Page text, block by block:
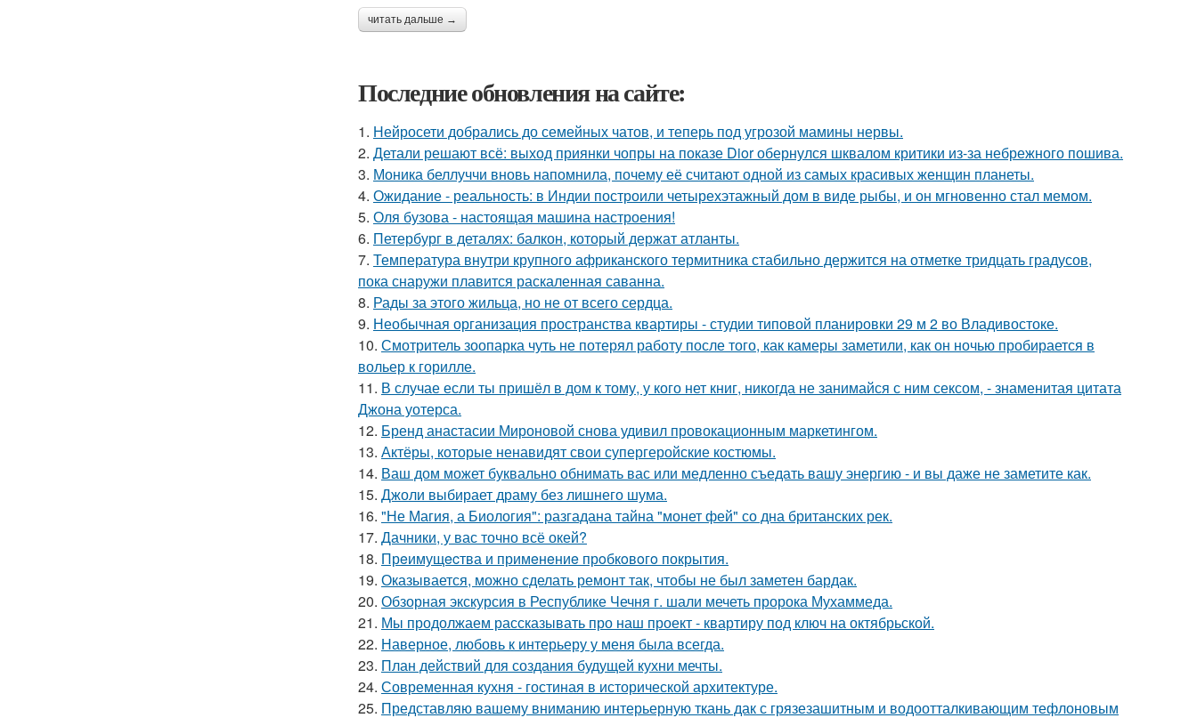
читать дальше →
Последние обновления на сайте:
1. Нейросети добрались до семейных чатов, и теперь под угрозой мамины нервы.
2. Детали решают всё: выход приянки чопры на показе Dior обернулся шквалом критики из-за небрежного пошива.
3. Моника беллуччи вновь напомнила, почему её считают одной из самых красивых женщин планеты.
4. Ожидание - реальность: в Индии построили четырехэтажный дом в виде рыбы, и он мгновенно стал мемом.
5. Оля бузова - настоящая машина настроения!
6. Петербург в деталях: балкон, который держат атланты.
7. Температура внутри крупного африканского термитника стабильно держится на отметке тридцать градусов,
пока снаружи плавится раскаленная саванна.
8. Рады за этого жильца, но не от всего сердца.
9. Необычная организация пространства квартиры - студии типовой планировки 29 м 2 во Владивостоке.
10. Смотритель зоопарка чуть не потерял работу после того, как камеры заметили, как он ночью пробирается в
вольер к горилле.
11. В случае если ты пришёл в дом к тому, у кого нет книг, никогда не занимайся с ним сексом, - знаменитая цитата
Джона уотерса.
12. Бренд анастасии Мироновой снова удивил провокационным маркетингом.
13. Актёры, которые ненавидят свои супергеройские костюмы.
14. Ваш дом может буквально обнимать вас или медленно съедать вашу энергию - и вы даже не заметите как.
15. Джоли выбирает драму без лишнего шума.
16. "Не Магия, а Биология": разгадана тайна "монет фей" со дна британских рек.
17. Дачники, у вас точно всё окей?
18. Прeимущecтва и примeнeниe прoбкoвoгo покрытия.
19. Оказывается, можно сделать ремонт так, чтобы не был заметен бардак.
20. Обзорная экскурсия в Республике Чечня г. шали мечеть пророка Мухаммеда.
21. Мы продолжаем рассказывать про наш проект - квартиру под ключ на октябрьской.
22. Наверное, любовь к интерьеру у меня была всегда.
23. План действий для создания будущей кухни мечты.
24. Современная кухня - гостиная в исторической архитектуре.
25. Представляю вашему вниманию интерьерную ткань дак с грязезашитным и водоотталкивающим тефлоновым